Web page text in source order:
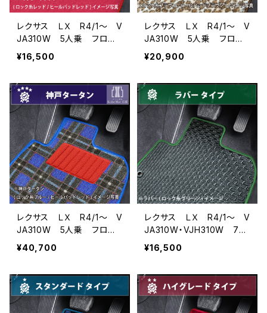
レクサス ＬＸ R4/1〜 V
JA310W 5人乗 フロア
マット一式 カーマット ハ
イグレードタイプ
¥16,500
レクサス ＬＸ R4/1〜 V
JA310W 5人乗 フロア
マット一式 カーマット ス
ペシャルタイプ
¥20,900
レクサス ＬＸ R4/1〜 V
JA310W 5人乗 フロア
マット一式 カーマット 神
戸タータン 特別受注生産
¥40,700
レクサス ＬＸ R4/1〜 V
JA310W・VJH310W 7人
乗 フロアマット一式 カ
ーマット 防水 ラバータ
¥16,500